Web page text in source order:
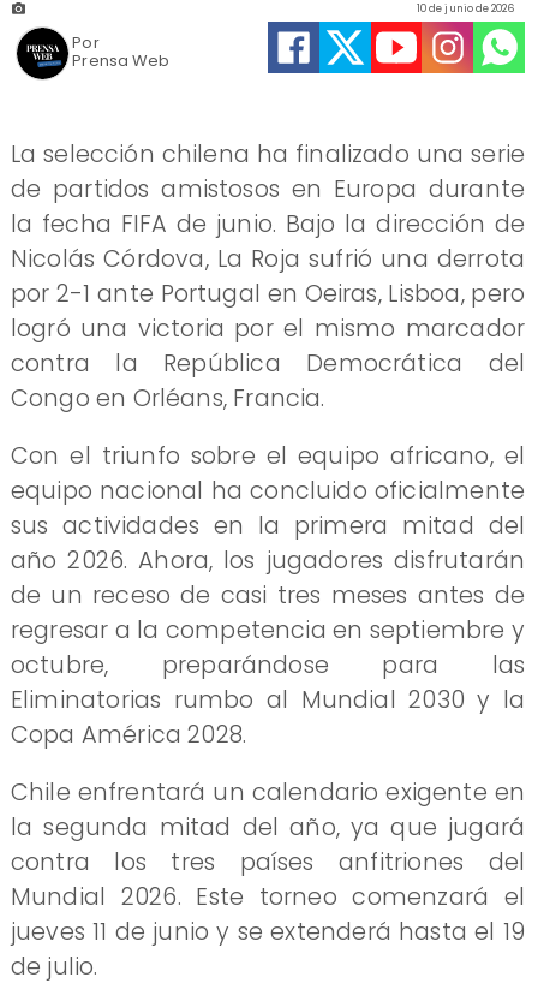
Prensa Web
10 de junio de 2026
Por
La selección chilena ha finalizado una serie
de partidos amistosos en Europa durante
la fecha FIFA de junio. Bajo la dirección de
Nicolás Córdova, La Roja sufrió una derrota
por 2-1 ante Portugal en Oeiras, Lisboa, pero
logró una victoria por el mismo marcador
contra la República Democrática del
Congo en Orléans, Francia.
Con el triunfo sobre el equipo africano, el
equipo nacional ha concluido oficialmente
sus actividades en la primera mitad del
año 2026. Ahora, los jugadores disfrutarán
de un receso de casi tres meses antes de
regresar a la competencia en septiembre y
octubre, preparándose para las
Eliminatorias rumbo al Mundial 2030 y la
Copa América 2028.
Chile enfrentará un calendario exigente en
la segunda mitad del año, ya que jugará
contra los tres países anfitriones del
Mundial 2026. Este torneo comenzará el
jueves 11 de junio y se extenderá hasta el 19
de julio.